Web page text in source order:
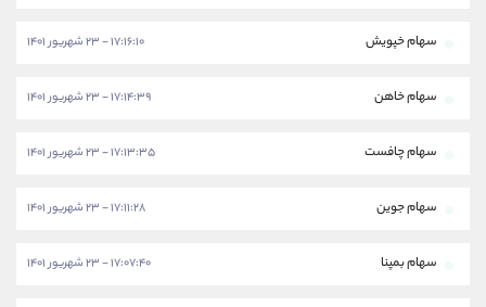
سهام خپویش ۱۷:۱۶:۱۰ - ۲۳ شهریور ۱۴۰۱
سهام خاهن ۱۷:۱۴:۳۹ - ۲۳ شهریور ۱۴۰۱
سهام چافست ۱۷:۱۳:۳۵ - ۲۳ شهریور ۱۴۰۱
سهام جوین ۱۷:۱۱:۲۸ - ۲۳ شهریور ۱۴۰۱
سهام بمپنا ۱۷:۰۷:۴۰ - ۲۳ شهریور ۱۴۰۱